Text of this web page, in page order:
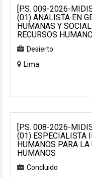
[P.S. 009-2026-
(01) ANALISTA EN
HUMANAS Y
RECURSOS
Desierto
Lima
[P.S. 008-2026-
(01) ESPECIALISTA
HUMANOS PARA LA
HUMANOS
Concluido